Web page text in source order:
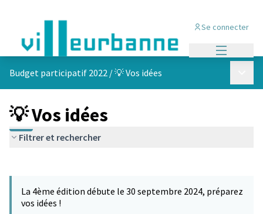
Se connecter
Budget participatif 2022 /💡 Vos idées
💡 Vos idées
Filtrer et rechercher
−
La 4ème édition débute le 30 septembre 2024, préparez
vos idées !